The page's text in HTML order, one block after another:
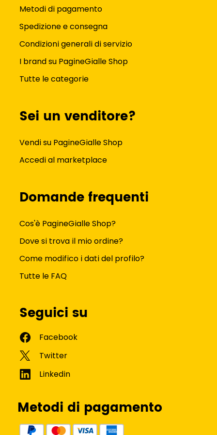
Metodi di pagamento
Spedizione e consegna
Condizioni generali di servizio
I brand su PagineGialle Shop
Tutte le categorie
Sei un venditore?
Vendi su PagineGialle Shop
Accedi al marketplace
Domande frequenti
Cos'è PagineGialle Shop?
Dove si trova il mio ordine?
Come modifico i dati del profilo?
Tutte le FAQ
Seguici su
Metodi di pagamento